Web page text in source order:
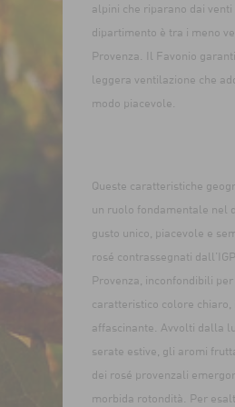
alpini che riparano dai
dipartimento è tra i meno
Provenza. Il Favonio
leggera ventilazione che
modo piacevole.
Queste caratteristiche
un ruolo fondamentale nel
gusto unico, piacevole e
rosé contrassegnati
Provenza, inconfondibili
caratteristico colore chiaro,
affascinante. Avvolti dalla
serate estive, gli aromi
dei rosé provenzali
morbida rotondità. Per